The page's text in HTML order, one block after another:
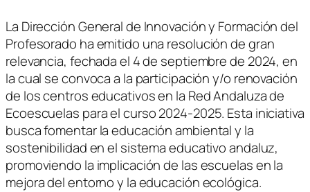
La Dirección General de Innovación y Formación del
Profesorado ha emitido una resolución de gran
relevancia, fechada el 4 de septiembre de 2024, en
la cual se convoca a la participación y/o renovación
de los centros educativos en la Red Andaluza de
Ecoescuelas para el curso 2024-2025. Esta iniciativa
busca fomentar la educación ambiental y la
sostenibilidad en el sistema educativo andaluz,
promoviendo la implicación de las escuelas en la
mejora del entorno y la educación ecológica.